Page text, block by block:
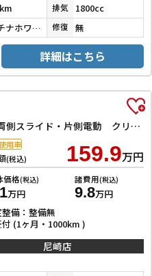
排気 1800cc
プラチナホワイトパールマイカ／アティチュードブラックマイカ 修復 無
詳細はこちら
ベースグレード バックカメラ 両側スライド・片側電動 クリアランスソナー レーンアシスト オートライト スマートキー 電動格納ミラー CVT ESC USB チップアップシート アルミホイール エアコン
(税込) 159.9万円
価格(税込)
万円
諸費用(税込)
9.8万円
整備：整備無
(1ヶ月・1000km )
用車
尼崎店